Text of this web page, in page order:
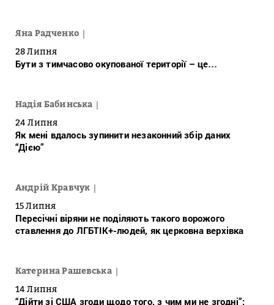
Яна Радченко
28 Липня
Бути з тимчасово окупованої території – це…
Надія Бабинська
24 Липня
Як мені вдалось зупинити незаконний збір даних
“Дією”
Андрій Кравчук
15 Липня
Пересічні віряни не поділяють такого ворожого
ставлення до ЛГБТІК+-людей, як церковна верхівка
Катерина Рашевська
14 Липня
“Дійти зі США згоди щодо того, з чим ми не згодні”: